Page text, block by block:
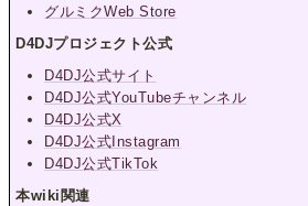
グルミクWeb Store
D4DJプロジェクト公式
D4DJ公式サイト
D4DJ公式YouTubeチャンネル
D4DJ公式X
D4DJ公式Instagram
D4DJ公式TikTok
本wiki関連